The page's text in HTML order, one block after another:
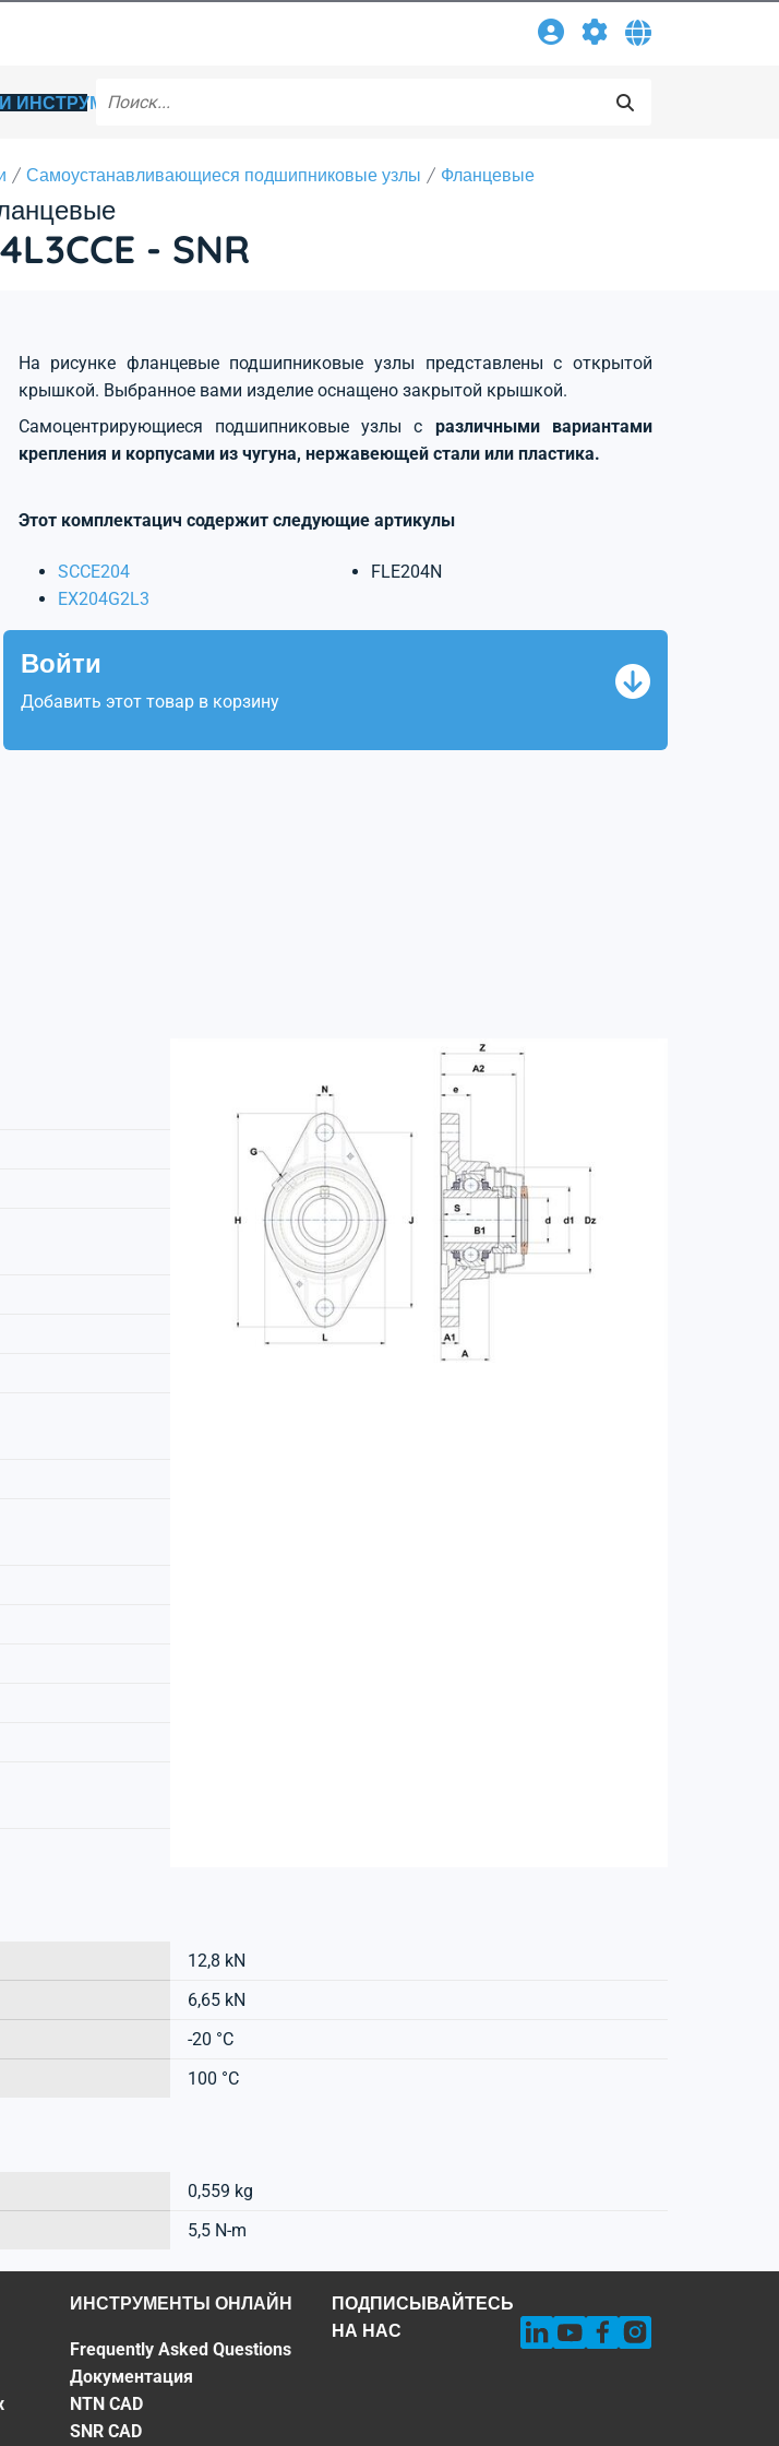
ИНСТРУМЕНТЫ
Самоустанавливающиеся подшипниковые узлы Фланцевые
- SNR
На рисунке фланцевые подшипниковые узлы представлены с открытой
крышкой. Выбранное вами изделие оснащено закрытой крышкой.
Самоцентрирующиеся подшипниковые узлы с различными вариантами
крепления и корпусами из чугуна, нержавеющей стали или пластика.
Этот комплектацич содержит следующие артикулы
SCCE204
EX204G2L3
FLE204N
Войти
Добавить этот товар в корзину
12,8 kN
6,65 kN
-20 °C
100 °C
0,559 kg
5,5 N-m
ИНСТРУМЕНТЫ ОНЛАЙН
Frequently Asked Questions
Документация
NTN CAD
SNR CAD
ПОДПИСЫВАЙТЕСЬ
НА НАС